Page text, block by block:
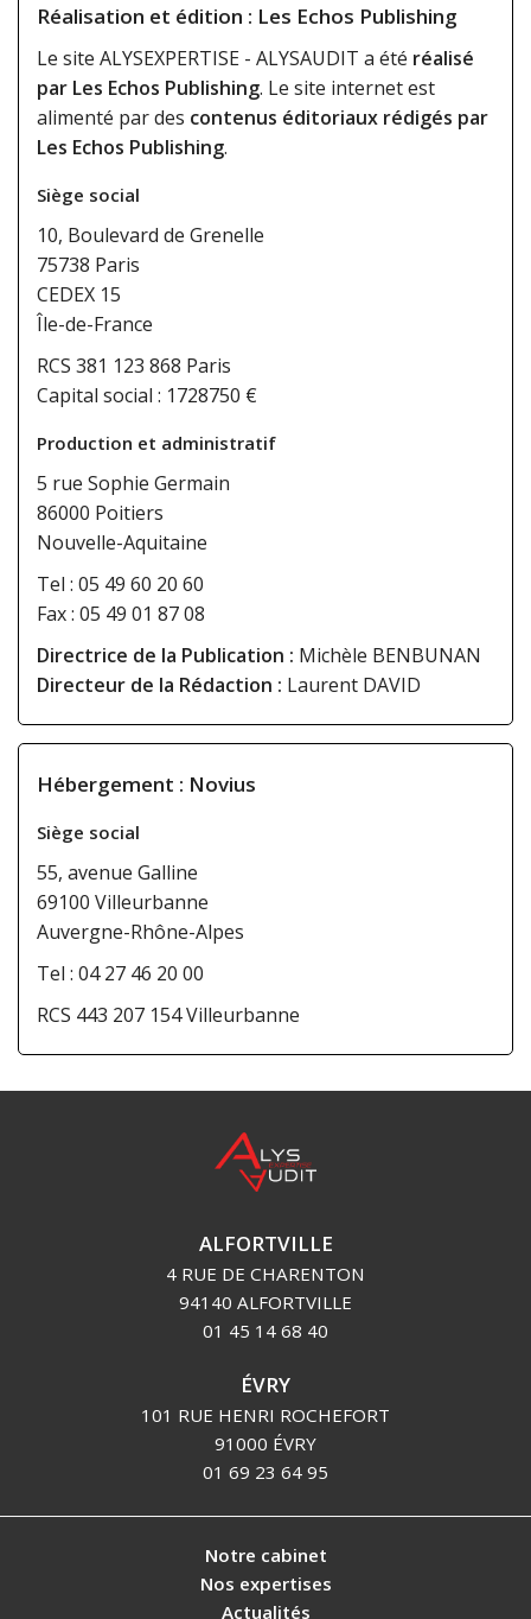
Réalisation et édition : Les Echos Publishing
Le site ALYSEXPERTISE - ALYSAUDIT a été réalisé
par Les Echos Publishing. Le site internet est
alimenté par des contenus éditoriaux rédigés par
Les Echos Publishing.
Siège social
10, Boulevard de Grenelle
75738 Paris
CEDEX 15
Île-de-France
RCS 381 123 868 Paris
Capital social : 1728750 €
Production et administratif
5 rue Sophie Germain
86000 Poitiers
Nouvelle-Aquitaine
Tel : 05 49 60 20 60
Fax : 05 49 01 87 08
Directrice de la Publication : Michèle BENBUNAN
Directeur de la Rédaction : Laurent DAVID
Hébergement : Novius
Siège social
55, avenue Galline
69100 Villeurbanne
Auvergne-Rhône-Alpes
Tel : 04 27 46 20 00
RCS 443 207 154 Villeurbanne
ALFORTVILLE
4 RUE DE CHARENTON
94140 ALFORTVILLE
01 45 14 68 40
ÉVRY
101 RUE HENRI ROCHEFORT
91000 ÉVRY
01 69 23 64 95
Notre cabinet
Nos expertises
Actualités